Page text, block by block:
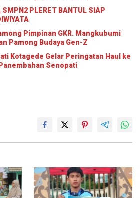
PLERET BANTUL SIAP
Pimpinan GKR. Mangkubumi
Pamong Budaya Gen-Z
Kotagede Gelar Peringatan Haul ke
Senopati